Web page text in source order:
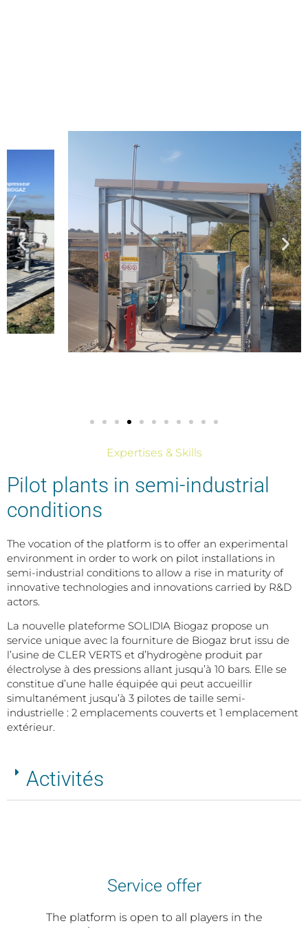
Expertises & Skills
Pilot plants in semi-industrial
conditions
The vocation of the platform is to offer an experimental
environment in order to work on pilot installations in
semi-industrial conditions to allow a rise in maturity of
innovative technologies and innovations carried by R&D
actors.
La nouvelle plateforme SOLIDIA Biogaz propose un
service unique avec la fourniture de Biogaz brut issu de
l’usine de CLER VERTS et d’hydrogène produit par
électrolyse à des pressions allant jusqu’à 10 bars. Elle se
constitue d’une halle équipée qui peut accueillir
simultanément jusqu’à 3 pilotes de taille semi-
industrielle : 2 emplacements couverts et 1 emplacement
extérieur.
Activités
Service offer
The platform is open to all players in the